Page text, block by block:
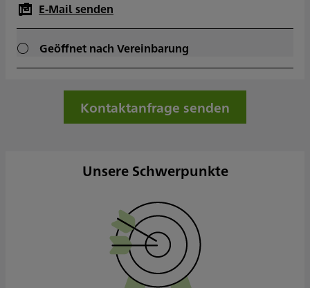
E-Mail senden
Geöffnet nach Vereinbarung
Kontaktanfrage senden
Unsere Schwerpunkte